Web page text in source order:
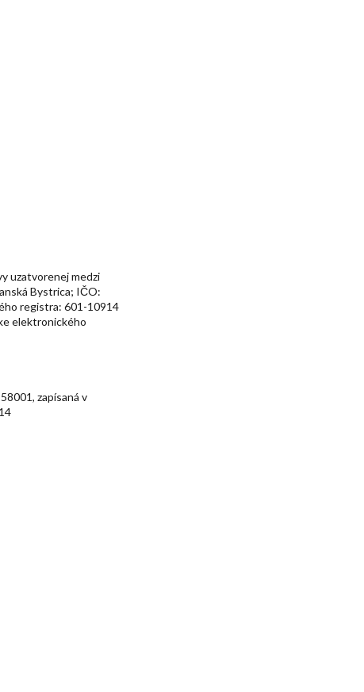
uzatvorenej medzi
Bystrica; IČO:
registra: 601-10914
elektronického
zapísaná v